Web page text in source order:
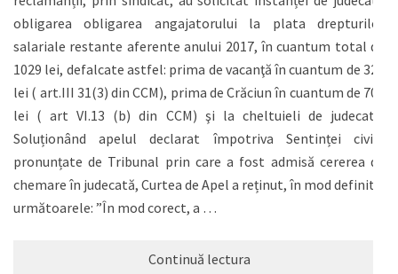
obligarea obligarea angajatorului la plata drepturilor
salariale restante aferente anului 2017, în cuantum total de
1029 lei, defalcate astfel: prima de vacanţă în cuantum de 325
lei ( art.III 31(3) din CCM), prima de Crăciun în cuantum de 704
lei ( art VI.13 (b) din CCM) şi la cheltuieli de judecată.
Soluționând apelul declarat împotriva Sentinței civile
pronunțate de Tribunal prin care a fost admisă cererea de
chemare în judecată, Curtea de Apel a reținut, în mod definitiv
următoarele: ”În mod corect, a …
Continuă lectura